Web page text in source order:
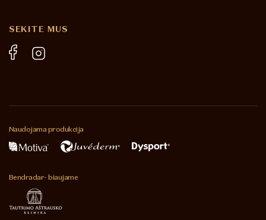
SEKITE MUS
Naudojama produkcija
Bendradar-biaujame